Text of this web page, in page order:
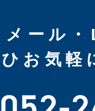
メール
お気軽